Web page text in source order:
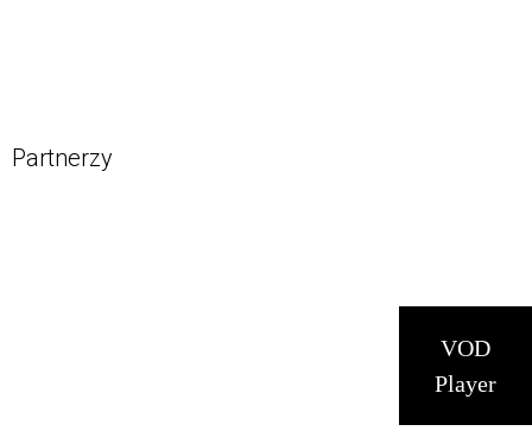
VOD
Player
Partnerzy